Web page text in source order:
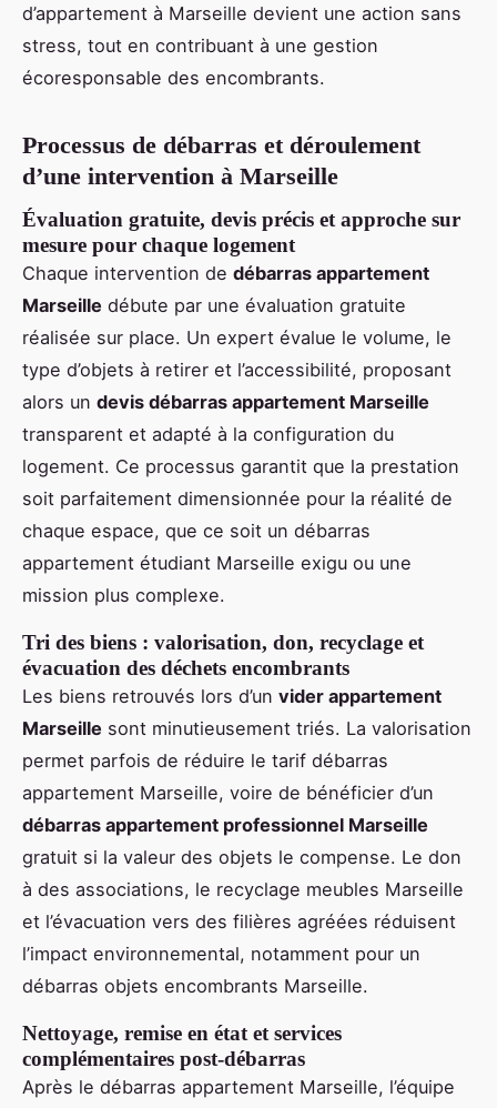
d’appartement à Marseille devient une action sans
stress, tout en contribuant à une gestion
écoresponsable des encombrants.
Processus de débarras et déroulement
d’une intervention à Marseille
Évaluation gratuite, devis précis et approche sur
mesure pour chaque logement
Chaque intervention de débarras appartement
Marseille débute par une évaluation gratuite
réalisée sur place. Un expert évalue le volume, le
type d’objets à retirer et l’accessibilité, proposant
alors un devis débarras appartement Marseille
transparent et adapté à la configuration du
logement. Ce processus garantit que la prestation
soit parfaitement dimensionnée pour la réalité de
chaque espace, que ce soit un débarras
appartement étudiant Marseille exigu ou une
mission plus complexe.
Tri des biens : valorisation, don, recyclage et
évacuation des déchets encombrants
Les biens retrouvés lors d’un vider appartement
Marseille sont minutieusement triés. La valorisation
permet parfois de réduire le tarif débarras
appartement Marseille, voire de bénéficier d’un
débarras appartement professionnel Marseille
gratuit si la valeur des objets le compense. Le don
à des associations, le recyclage meubles Marseille
et l’évacuation vers des filières agréées réduisent
l’impact environnemental, notamment pour un
débarras objets encombrants Marseille.
Nettoyage, remise en état et services
complémentaires post-débarras
Après le débarras appartement Marseille, l’équipe